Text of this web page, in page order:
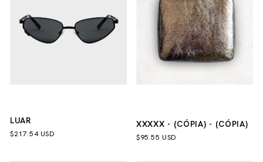
LUAR
$217.54 USD
XXXXX - (CÓPIA) - (CÓPIA)
$95.55 USD